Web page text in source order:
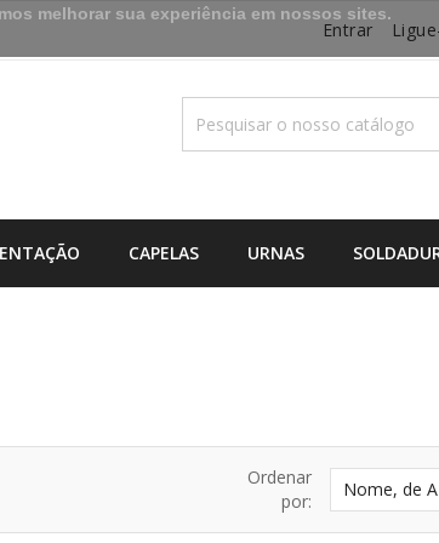
Entrar
CAPELAS URNAS
Ordenar
por:
Nome, de
melhorar sua experiência em nossos sites.